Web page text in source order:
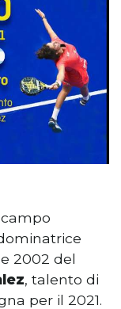
2002 del
, talento di
per il 2021.